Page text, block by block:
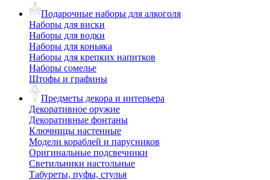
Подарочные наборы для алкоголя
Наборы для виски
Наборы для водки
Наборы для коньяка
Наборы для крепких напитков
Наборы сомелье
Штофы и графины
Предметы декора и интерьера
Декоративное оружие
Декоративные фонтаны
Ключницы настенные
Модели кораблей и парусников
Оригинальные подсвечники
Светильники настольные
Табуреты, пуфы, стулья